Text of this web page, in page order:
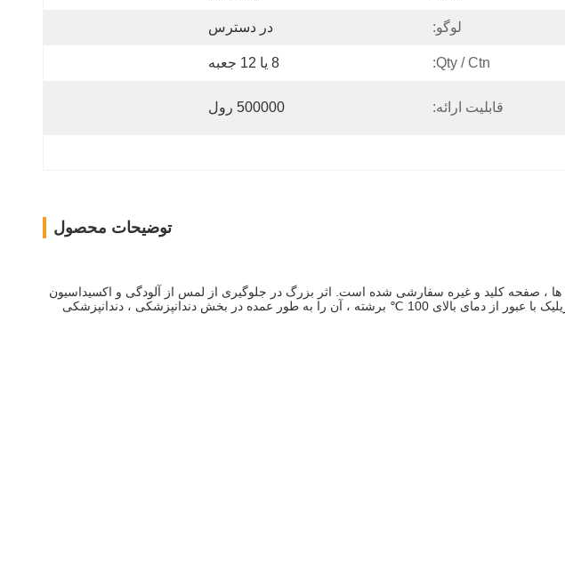
لوگو: در دسترس
Qty / Ctn: 8 یا 12 جعبه
قابلیت ارائه: 500000 رول
توضیحات محصول
، صفحه کلید و غیره سفارشی شده است. اثر بزرگ در جلوگیری از لمس از آلودگی و اکسیداسیون
، عفونت متقاطع باکتری ها ، فیلم سد دندانه دار با کیفیت بالا ساخته شده است مواد LDPE و چسب های محیطی اکریلیک با عبور از دمای بالای 100 ℃ برشته ، آن را به طور عمده در بخش دندانپزشکی ، دندانپزشکی